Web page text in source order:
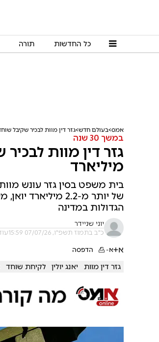
כל החדשות תורה
אמס בעולם חדש גזר דין מוות לבכיר שקיבל שוחד: יותר מ-
במשך 30 שנה
מיליארד
בית משפט בסין גזר עונש
של יותר מ-2.2
הגדולות במדינה
יוני שניידר
כ"ב בתמוז תשפ"ו, 07/07/26 15:59
א+א- הדפסה
גזר דין מוות יאנג יולין לקיחת שוחד